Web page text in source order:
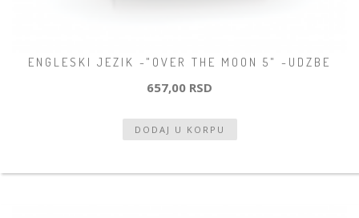
ENGLESKI JEZIK -"OVER THE MOON 5" -UDZBE
657,00 RSD